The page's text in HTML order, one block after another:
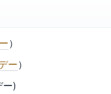
）
ー）
ー)